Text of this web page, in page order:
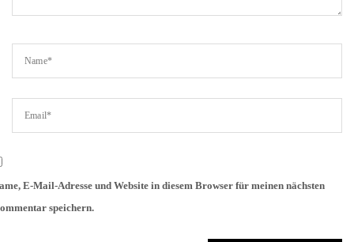
E-Mail-Adresse und Website in diesem Browser für meinen nächsten
speichern.